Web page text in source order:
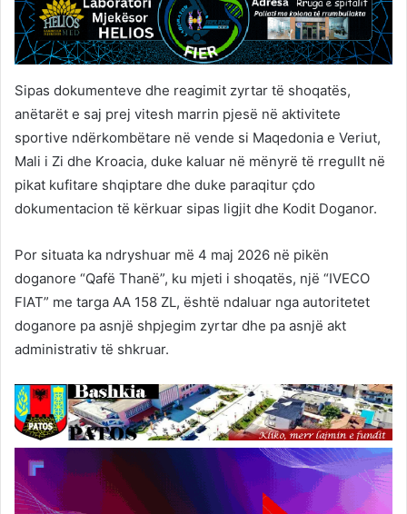
Sipas dokumenteve dhe reagimit zyrtar të shoqatës,
anëtarët e saj prej vitesh marrin pjesë në aktivitete
sportive ndërkombëtare në vende si Maqedonia e Veriut,
Mali i Zi dhe Kroacia, duke kaluar në mënyrë të rregullt në
pikat kufitare shqiptare dhe duke paraqitur çdo
dokumentacion të kërkuar sipas ligjit dhe Kodit Doganor.
Por situata ka ndryshuar më 4 maj 2026 në pikën
doganore “Qafë Thanë”, ku mjeti i shoqatës, një “IVECO
FIAT” me targa AA 158 ZL, është ndaluar nga autoritetet
doganore pa asnjë shpjegim zyrtar dhe pa asnjë akt
administrativ të shkruar.